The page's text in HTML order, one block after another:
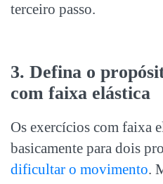
terceiro passo.
3. Defina o
com faixa elástica
Os exercícios com faixa
basicamente para dois
dificultar o movimento.